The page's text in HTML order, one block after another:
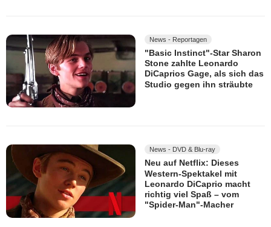
News - Reportagen
"Basic Instinct"-Star Sharon
Stone zahlte Leonardo
DiCaprios Gage, als sich das
Studio gegen ihn sträubte
News - DVD & Blu-ray
Neu auf Netflix: Dieses
Western-Spektakel mit
Leonardo DiCaprio macht
richtig viel Spaß – vom
"Spider-Man"-Macher